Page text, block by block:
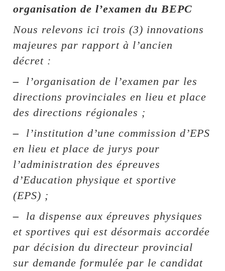
organisation de l’examen du BEPC
Nous relevons ici trois (3) innovations
majeures par rapport à l’ancien
décret :
– l’organisation de l’examen par les
directions provinciales en lieu et place
des directions régionales ;
– l’institution d’une commission d’EPS
en lieu et place de jurys pour
l’administration des épreuves
d’Education physique et sportive
(EPS) ;
– la dispense aux épreuves physiques
et sportives qui est désormais accordée
par décision du directeur provincial
sur demande formulée par le candidat